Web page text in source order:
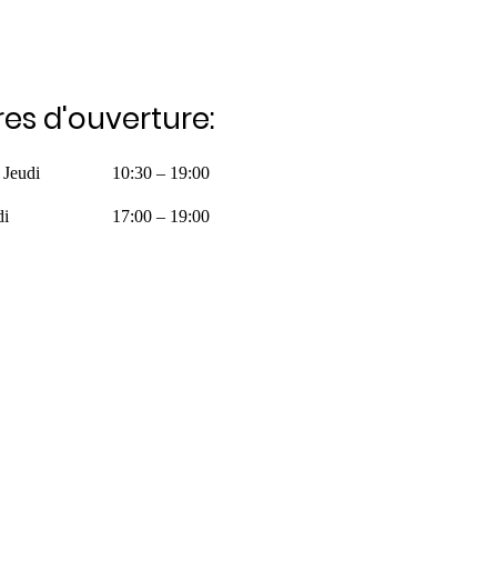
d'ouverture:
10:30 – 19:00
17:00 – 19:00